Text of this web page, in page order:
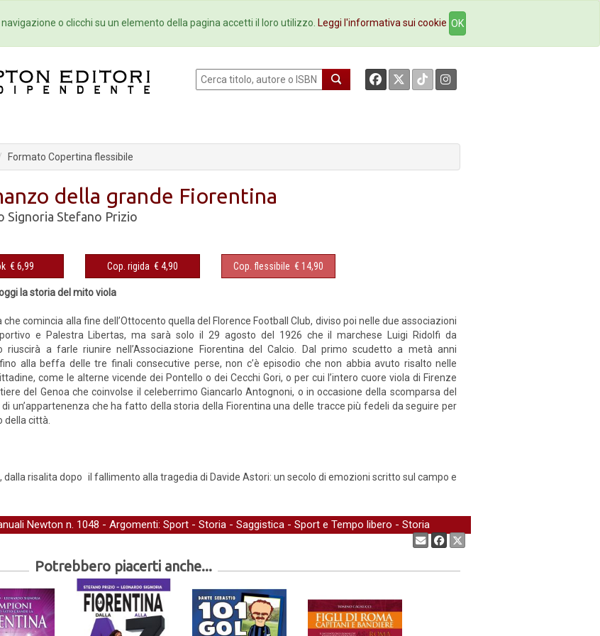
Collane Newsletter Ebookstore Contatti
Formato Copertina flessibile
della grande Fiorentina
Signoria Stefano Prizio
€ 6,99 Cop. rigida € 4,90 Cop. flessibile € 14,90
la storia del mito viola
che comincia alla fine dell’Ottocento quella del Florence Football Club, diviso poi nelle due associazioni
e Palestra Libertas, ma sarà solo il 29 agosto del 1926 che il marchese Luigi Ridolfi da
riuscirà a farle riunire nell’Associazione Fiorentina del Calcio. Dal primo scudetto a metà anni
alla beffa delle tre finali consecutive perse, non c’è episodio che non abbia avuto risalto nelle
come le alterne vicende dei Pontello o dei Cecchi Gori, o per cui l’intero cuore viola di Firenze
del Genoa che coinvolse il celeberrimo Giancarlo Antognoni, o in occasione della scomparsa del
un’appartenenza che ha fatto della storia della Fiorentina una delle tracce più fedeli da seguire per
della città.
dalla risalita dopo il fallimento alla tragedia di Davide Astori: un secolo di emozioni scritto sul campo e
Newton n. 1048 - Argomenti: Sport - Storia - Saggistica - Sport e Tempo libero - Storia
Potrebbero piacerti anche...
o clicchi su un elemento della pagina accetti il loro utilizzo. Leggi l'informativa sui cookie OK